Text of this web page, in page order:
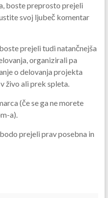
boste preprosto prejeli
svoj ljubeč komentar
prejeli tudi natančnejša
organizirali pa
o delovanja projekta
živo ali prek spleta.
(če se ga ne morete
a).
prejeli prav posebna in